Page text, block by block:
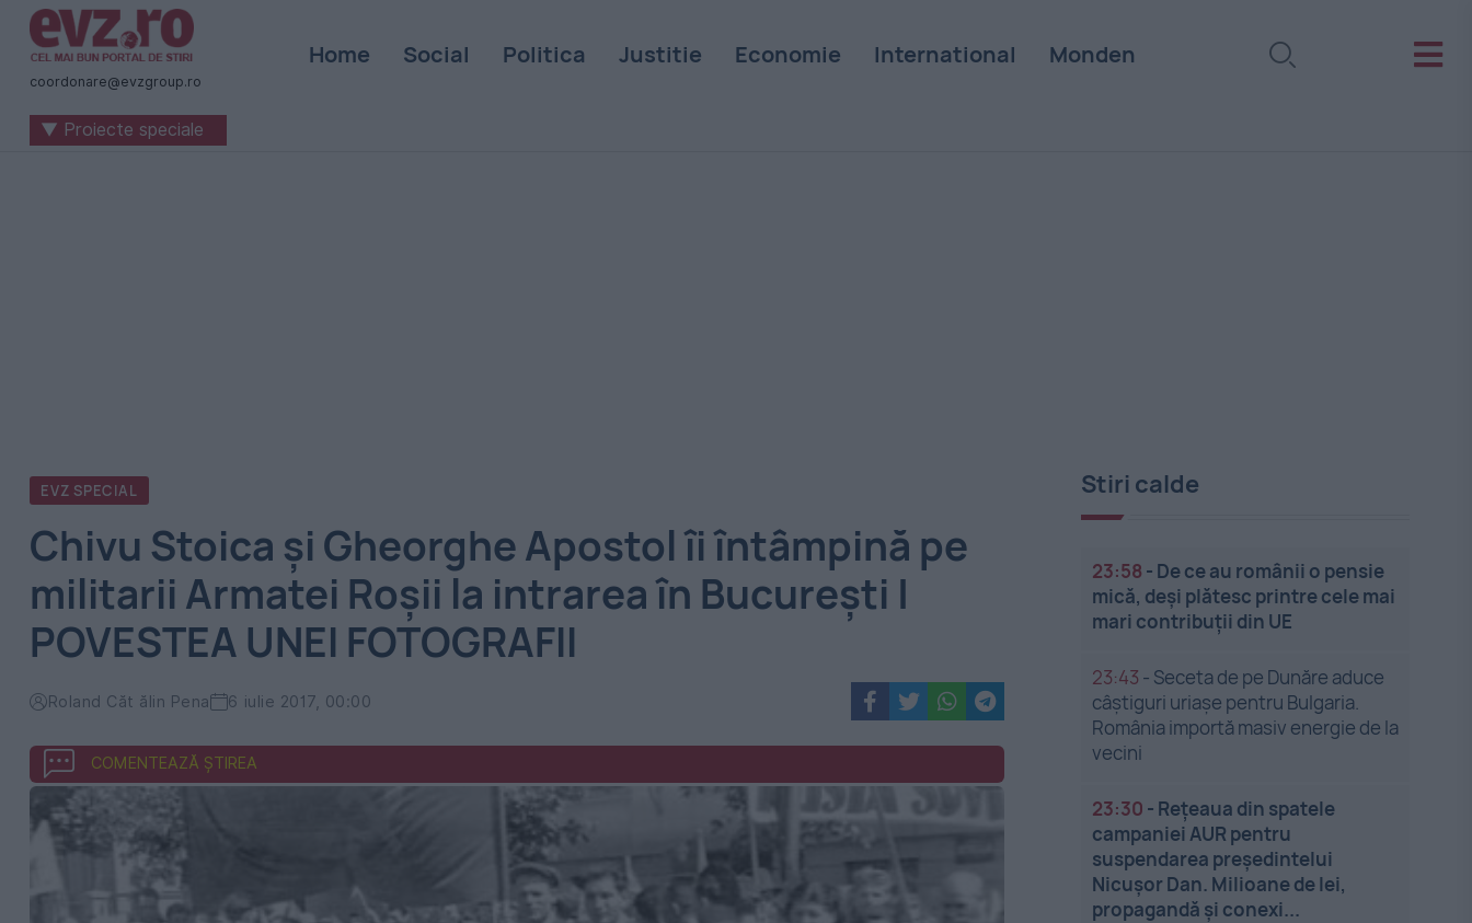
Știri
naționale
internaționale
coordonare@evzgroup.ro
Home Social Politica Justitie Economie International Monden
▼ Proiecte speciale
EVZ SPECIAL
Chivu Stoica şi Gheorghe Apostol îi întâmpină pe
militarii Armatei Roşii la intrarea în Bucureşti |
POVESTEA UNEI FOTOGRAFII
Roland Căt ălin Pena 6 iulie 2017, 00:00
COMENTEAZĂ ȘTIREA
Stiri calde
23:58 - De ce au românii o pensie
mică, deși plătesc printre cele mai
mari contribuții din UE
23:43 - Seceta de pe Dunăre aduce
câștiguri uriașe pentru Bulgaria.
România importă masiv energie de la
vecini
23:30 - Rețeaua din spatele
campaniei AUR pentru
suspendarea președintelui
Nicușor Dan. Milioane de lei,
propagandă și conexi...